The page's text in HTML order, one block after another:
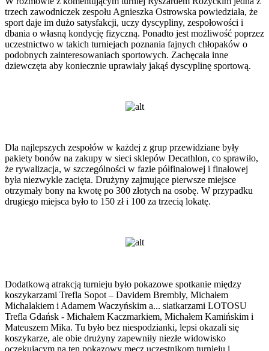
trzech zawodniczek zespołu Agnieszka Ostrowska powiedziała, że
sport daje im dużo satysfakcji, uczy dyscypliny, zespołowości i
dbania o własną kondycję fizyczną. Ponadto jest możliwość poprzez
uczestnictwo w takich turniejach poznania fajnych chłopaków o
podobnych zainteresowaniach sportowych. Zachęcała inne
dziewczęta aby koniecznie uprawiały jakąś dyscyplinę sportową.
Dla najlepszych zespołów w każdej z grup przewidziane były
pakiety bonów na zakupy w sieci sklepów Decathlon, co sprawiło,
że rywalizacja, w szczególności w fazie półfinałowej i finałowej
była niezwykle zacięta. Drużyny zajmujące pierwsze miejsce
otrzymały bony na kwotę po 300 złotych na osobę. W przypadku
drugiego miejsca było to 150 zł i 100 za trzecią lokatę.
Dodatkową atrakcją turnieju było pokazowe spotkanie między
koszykarzami Trefla Sopot – Davidem Brembly, Michałem
Michalakiem i Adamem Waczyńskim a... siatkarzami LOTOSU
Trefla Gdańsk - Michałem Kaczmarkiem, Michałem Kamińskim i
Mateuszem Mika. Tu było bez niespodzianki, lepsi okazali się
koszykarze, ale obie drużyny zapewniły niezłe widowisko
oczekującym na ten pokazowy mecz uczestnikom turnieju i